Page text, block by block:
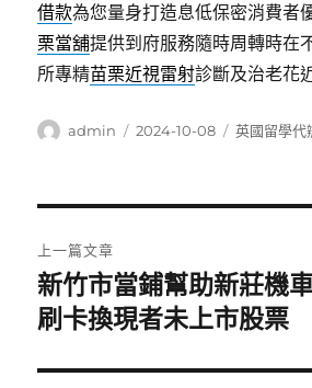
借款為您量身打造息低保密消費者
栗當舖提供到府服務隨時周轉時在
所專精苗栗近視雷射診斷及治老花
作
admin
發
2024-10-08
分
英國留學代
章
導
覽
上一篇文章
上
一
文
新竹市當鋪幫助新莊機
刷卡換現者未上市股票